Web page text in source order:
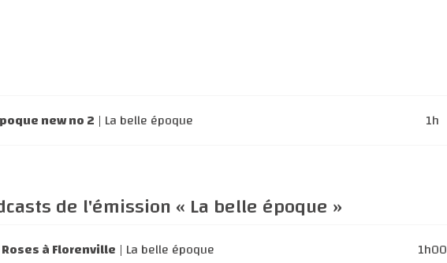
new no 2 | La belle époque 1h
de l'émission « La belle époque »
à Florenville | La belle époque 1h00